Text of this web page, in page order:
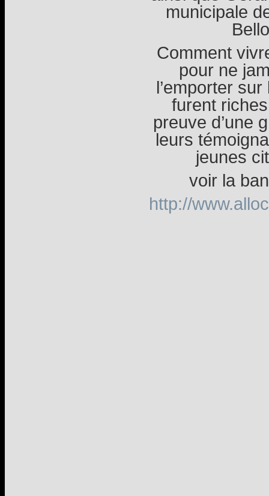
municipale
Comment
pour ne
l’emporter
furent
preuve d’une
leurs
jeunes
voir la
http://